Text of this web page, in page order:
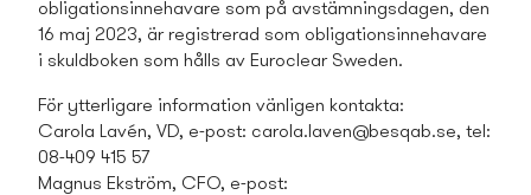
obligationsinnehavare som på avstämningsdagen, den
16 maj 2023, är registrerad som obligationsinnehavare
i skuldboken som hålls av Euroclear Sweden.
För ytterligare information vänligen kontakta:
Carola Lavén, VD, e-post: carola.laven@besqab.se, tel:
08-409 415 57
Magnus Ekström, CFO, e-post: